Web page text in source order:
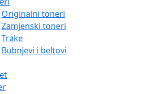
Originalni toneri
Zamjenski toneri
Trake
Bubnjevi i beltovi